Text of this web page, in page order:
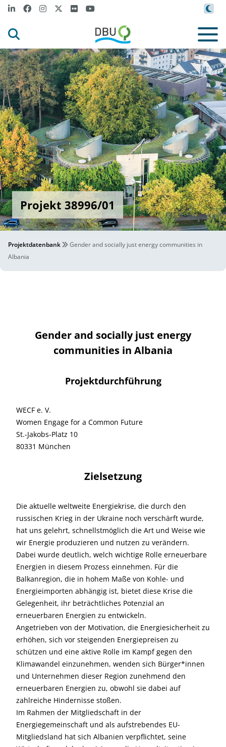
Projekt 38996/01
Projektdatenbank
Gender and socially just energy communities in
Albania
Gender and socially just energy
communities in Albania
Projektdurchführung
WECF e. V.
Women Engage for a Common Future
St.-Jakobs-Platz 10
80331 München
Zielsetzung
Die aktuelle weltweite Energiekrise, die durch den
russischen Krieg in der Ukraine noch verschärft wurde,
hat uns gelehrt, schnellstmöglich die Art und Weise wie
wir Energie produzieren und nutzen zu verändern.
Dabei wurde deutlich, welch wichtige Rolle erneuerbare
Energien in diesem Prozess einnehmen. Für die
Balkanregion, die in hohem Maße von Kohle- und
Energieimporten abhängig ist, bietet diese Krise die
Gelegenheit, ihr beträchtliches Potenzial an
erneuerbaren Energien zu entwickeln.
Angetrieben von der Motivation, die Energiesicherheit zu
erhöhen, sich vor steigenden Energiepreisen zu
schützen und eine aktive Rolle im Kampf gegen den
Klimawandel einzunehmen, wenden sich Bürger*innen
und Unternehmen dieser Region zunehmend den
erneuerbaren Energien zu, obwohl sie dabei auf
zahlreiche Hindernisse stoßen.
Im Rahmen der Mitgliedschaft in der
Energiegemeinschaft und als aufstrebendes EU-
Mitgliedsland hat sich Albanien verpflichtet, seine